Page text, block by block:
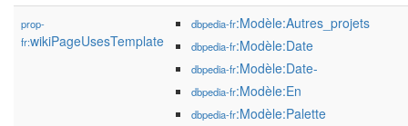
prop-
fr:wikiPageUsesTemplate
dbpedia-fr:Modèle:Autres_projets
dbpedia-fr:Modèle:Date
dbpedia-fr:Modèle:Date-
dbpedia-fr:Modèle:En
dbpedia-fr:Modèle:Palette